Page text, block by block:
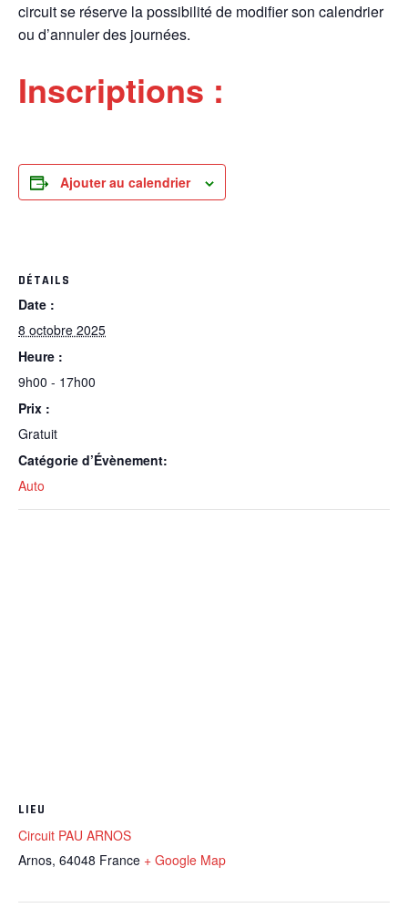
circuit se réserve la possibilité de modifier son calendrier
ou d’annuler des journées.
Inscriptions :
Ajouter au calendrier
DÉTAILS
Date :
8 octobre 2025
Heure :
9h00 - 17h00
Prix :
Gratuit
Catégorie d’Évènement:
Auto
LIEU
Circuit PAU ARNOS
Arnos, 64048 France + Google Map